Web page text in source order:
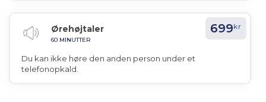
Ørehøjtaler
60 MINUTTER
699kr
Du kan ikke høre den anden person under et
telefonopkald.